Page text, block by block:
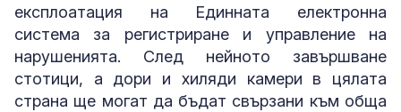
експлоатация на Единната електронна
система за регистриране и управление на
нарушенията. След нейното завършване
стотици, а дори и хиляди камери в цялата
страна ще могат да бъдат свързани към обща